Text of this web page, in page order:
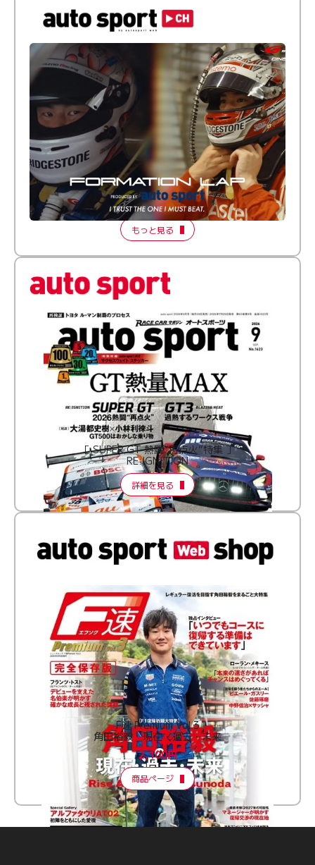
倒す相手を、信じてる。小林利徠斗 × 野村勇斗
【FORMATION LAP Produced by auto sport】
2026 Episode 2
もっと見る
［ SUPER GT 熱闘“再点火”特集 ］
RE:IGNITION
詳細を見る
F速 Premium Vol.3
角田裕毅 現在・過去・未来
2,100円
商品ページ